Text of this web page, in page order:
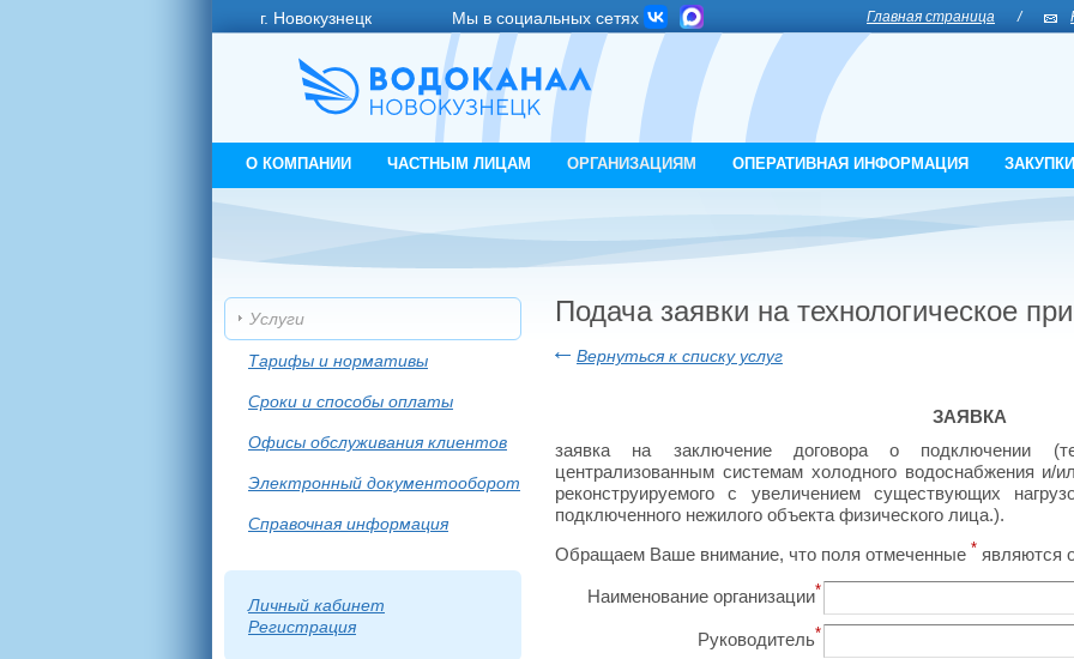
г. Новокузнецк Мы в социальных сетях Главная страница /
О КОМПАНИИ ЧАСТНЫМ ЛИЦАМ ОРГАНИЗАЦИЯМ ОПЕРАТИВНАЯ ИНФОРМАЦИЯ ЗАКУПКИ
Услуги
Тарифы и нормативы
Cроки и способы оплаты
Офисы обслуживания клиентов
Электронный документооборот
Справочная информация
Личный кабинет
Регистрация
Подача заявки на технологическое
Вернуться к списку услуг
ЗАЯВКА
заявка на заключение договора о подключении
централизованным системам холодного водоснабжения и/
реконструируемого с увеличением существующих
подключенного нежилого объекта физического лица.).
Обращаем Ваше внимание, что поля отмеченные * являются
Наименование организации*
Руководитель*